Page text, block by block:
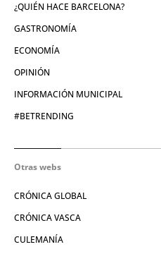
¿QUIÉN HACE BARCELONA?
GASTRONOMÍA
ECONOMÍA
OPINIÓN
INFORMACIÓN MUNICIPAL
#BETRENDING
Otras webs
CRÓNICA GLOBAL
CRÓNICA VASCA
CULEMANÍA